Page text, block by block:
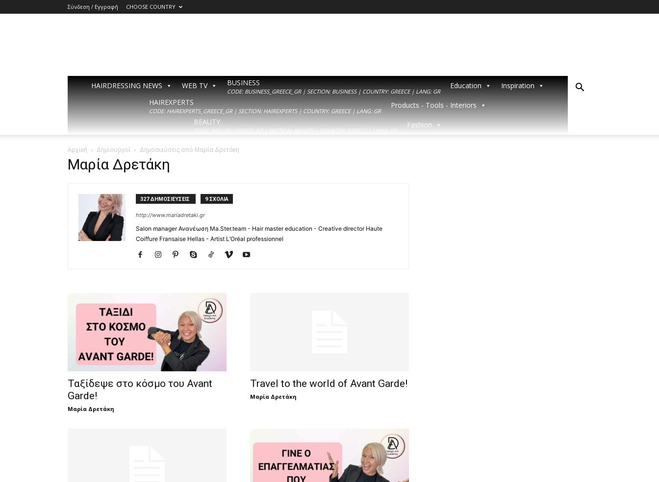
Σύνδεση / Εγγραφή CHOOSE COUNTRY
HAIRDRESSING NEWS WEB TV BUSINESS
CODE: BUSINESS_GREECE_GR | SECTION: BUSINESS | COUNTRY: GREECE | LANG: GR
Education
Inspiration
HAIREXPERTS
CODE: HAIREXPERTS_GREECE_GR | SECTION: HAIREXPERTS | COUNTRY: GREECE | LANG: GR
Products - Tools - Interiors
BEAUTY
CODE: BEAUTY_GREECE_GR | SECTION: BEAUTY | COUNTRY: GREECE | LANG: GR
Fashion
Αρχική Δημιουργοί Δημοσιεύσεις από Μαρία Δρετάκη
Μαρία Δρετάκη
327 ΔΗΜΟΣΙΕΥΣΕΙΣ 9 ΣΧΟΛΙΑ
http://www.mariadretaki.gr
Salon manager Ανανέωση Ma.Ster.team - Hair master education - Creative director Haute
Coiffure Fransaise Hellas - Artist L’Oréal professionnel
Ταξίδεψε στο κόσμο του Avant
Garde!
Μαρία Δρετάκη
Travel to the world of Avant Garde!
Μαρία Δρετάκη